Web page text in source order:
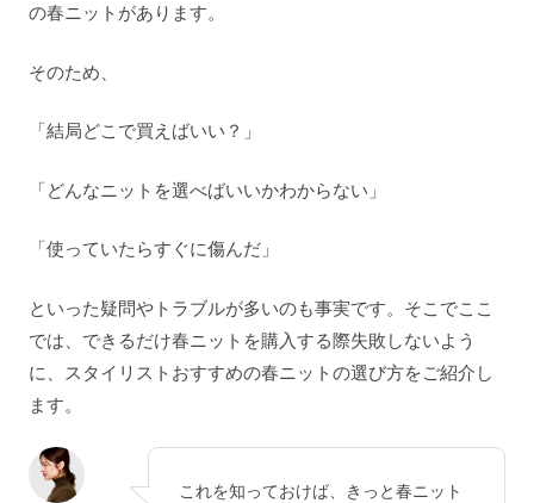
の春ニットがあります。
そのため、
「結局どこで買えばいい？」
「どんなニットを選べばいいかわからない」
「使っていたらすぐに傷んだ」
といった疑問やトラブルが多いのも事実です。そこでここ
では、できるだけ春ニットを購入する際失敗しないよう
に、スタイリストおすすめの春ニットの選び方をご紹介し
ます。
これを知っておけば、きっと春ニット